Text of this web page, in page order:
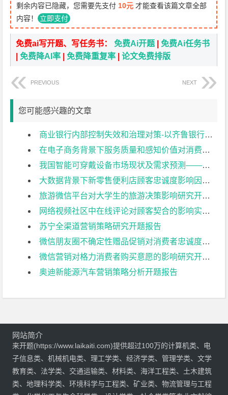
剩余内容已隐藏，您需要先支付 10元 才能查看该篇文章全部
内容！ 立即支付
免费ai写开题、写任务书：免费Ai开题 |免费Ai任务书
|免费降AI率 |免费降重复率 |论文免费排版
PREVIOUS NEXT
您可能感兴趣的文章
商业银行内部控制失效和治理对策-以齐鲁银行为例开题报告
在电子商务背景下服务质量和感知价值对消费者行为的影响开题报告
我国智能可穿戴设备市场现状及需求预测——以小米手环为例开题报告
大数据背景下新零售便利店顾客忠诚度影响因素实证分析–以天猫小店为例开题报告
旅游微信平台对大学生的旅游决策影响研究开题报告
网络视频社区中在线评论对顾客契合的影响实证研究开题报告
苏宁全渠道营销策略研究开题报告
微信朋友圈不确定性赠品促销对消费者忠诚度的影响分析开题报告
微信营销对格力消费者购买意愿的影响研究开题报告
奥迪新能源汽车营销策略分析开题报告
网站简介
来开题(https://www.laikaiti.com)提供超过100万的计算机类、电
子信息类、机械机电类、理工学类、经济学类、管理学类、文学
教育类、法学类、交通运输类、材料类、海洋工程类、土木建筑
类、地理科学类、环境科学与工程类、矿业类、物流管理与工程